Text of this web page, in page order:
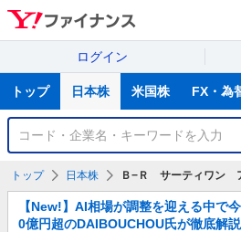
ログイン
サ
トップ 日本株 米国株 FX・為
銘
検
トップ 日本株 Ｂ−Ｒ サーティワン
知
【New!】AI相場が調整を迎える中で
0億円超のDAIBOUCHOU氏が徹底解説